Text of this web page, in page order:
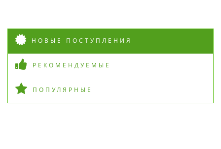
НОВЫЕ ПОСТУПЛЕНИЯ
РЕКОМЕНДУЕМЫЕ
ПОПУЛЯРНЫЕ